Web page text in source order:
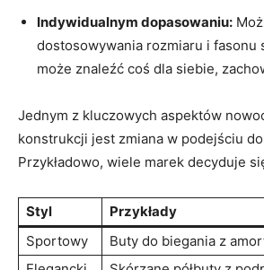
Indywidualnym dopasowaniu:
dostosowywania rozmiaru i fasonu
może znaleźć coś dla siebie,
Jednym z kluczowych aspektów
konstrukcji jest zmiana w podejściu
Przykładowo, wiele marek decyduje
Styl
Przykłady
Sportowy
Buty do biegania z